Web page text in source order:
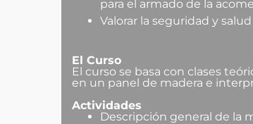
para el armado de la
Valorar la seguridad y
El Curso
El curso se basa con clases
en un panel de madera e
Actividades
Descripción general de la